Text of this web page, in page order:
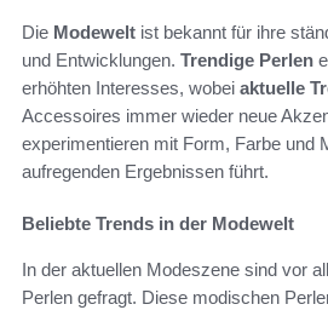
Die Modewelt ist bekannt für ihre
und Entwicklungen. Trendige Perlen
erhöhten Interesses, wobei aktuelle
Accessoires immer wieder neue
experimentieren mit Form, Farbe und
aufregenden Ergebnissen führt.
Beliebte Trends in der Modewelt
In der aktuellen Modeszene sind vor
Perlen gefragt. Diese modischen